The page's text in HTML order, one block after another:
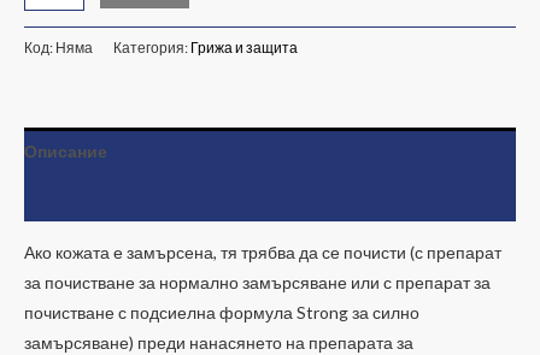
Код: Няма Категория: Грижа и защита
Описание
Ако кожата е замърсена, тя трябва да се почисти (с препарат
за почистване за нормално замърсяване или с препарат за
почистване с подсиелна формула Strong за силно
замърсяване) преди нанасянето на препарата за